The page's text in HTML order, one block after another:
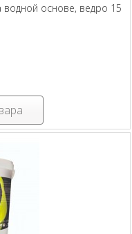
водной основе, ведро 15